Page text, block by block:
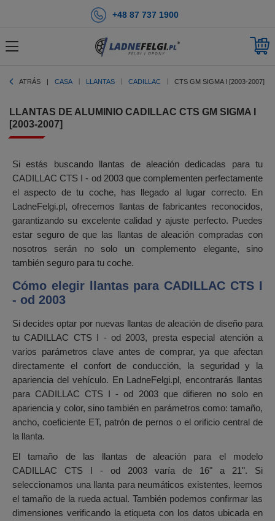
+48 87 737 1900
ATRÁS CASA LLANTAS CADILLAC CTS GM SIGMA I [2003-2007]
LLANTAS DE ALUMINIO CADILLAC CTS GM SIGMA I
[2003-2007]
Si estás buscando llantas de aleación dedicadas para tu
CADILLAC CTS I - od 2003 que complementen perfectamente
el aspecto de tu coche, has llegado al lugar correcto. En
LadneFelgi.pl, ofrecemos llantas de fabricantes reconocidos,
garantizando su excelente calidad y ajuste perfecto. Puedes
estar seguro de que las llantas de aleación compradas con
nosotros serán no solo un complemento elegante, sino
también seguro para tu coche.
Cómo elegir llantas para CADILLAC CTS I
- od 2003
Si decides optar por nuevas llantas de aleación de diseño para
tu CADILLAC CTS I - od 2003, presta especial atención a
varios parámetros clave antes de comprar, ya que afectan
directamente el confort de conducción, la seguridad y la
apariencia del vehículo. En LadneFelgi.pl, encontrarás llantas
para CADILLAC CTS I - od 2003 que difieren no solo en
apariencia y color, sino también en parámetros como: tamaño,
ancho, coeficiente ET, patrón de pernos o el orificio central de
la llanta.
El tamaño de las llantas de aleación para el modelo
CADILLAC CTS I - od 2003 varía de 16" a 21". Si
seleccionamos una llanta para neumáticos existentes, leemos
el tamaño de la rueda actual. También podemos confirmar las
dimensiones verificando la etiqueta con los datos ubicada en